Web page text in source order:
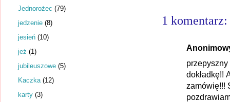
1 komentarz:
dokładkę!!
zamówię!!!
Jednorożec (79)
jedzenie (8)
jesień (10)
jeż (1)
jubileuszowe (5)
Kaczka (12)
karty (3)